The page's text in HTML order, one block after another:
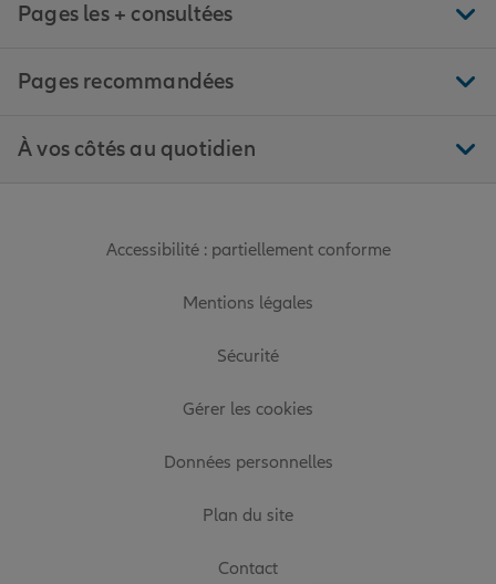
Pages les + consultées
Pages recommandées
À vos côtés au quotidien
Accessibilité : partiellement conforme
Mentions légales
Sécurité
Gérer les cookies
Données personnelles
Plan du site
Contact